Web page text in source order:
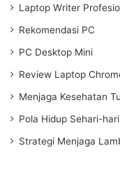
Laptop Writer
Rekomendasi PC
PC Desktop Mini
Review Laptop
Menjaga Kesehatan
Pola Hidup Sehari-hari
Strategi Menjaga